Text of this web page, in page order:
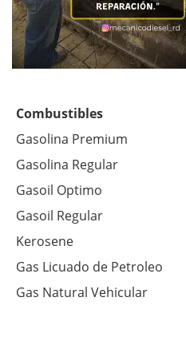
Combustibles
Gasolina Premium
Gasolina Regular
Gasoil Optimo
Gasoil Regular
Kerosene
Gas Licuado de Petroleo
Gas Natural Vehicular